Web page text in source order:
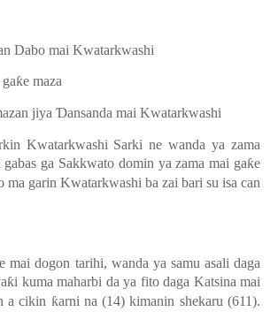
Dabo mai Kwatarkwashi
ƙe maza
jiya Ɗansanda mai Kwatarkwashi
Kwatarkwashi Sarki ne wanda ya zama
ga Sakkwato domin ya zama mai gaƙe
ma garin Kwatarkwashi ba zai bari su isa can
mai dogon tarihi, wanda ya samu asali daga
ƙi kuma maharbi da ya fito daga Katsina mai
a cikin ƙarni na (14) kimanin shekaru (611).